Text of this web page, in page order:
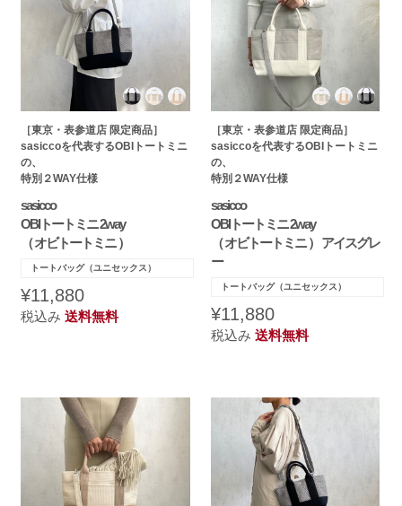
［東京・表参道店 限定商品］
sasiccoを代表するOBIトートミニ
の、
特別２WAY仕様
sasicco
OBIトートミニ 2way
（ オビトートミニ ）
トートバッグ（ユニセックス）
¥11,880
税込み送料無料
［東京・表参道店 限定商品］
sasiccoを代表するOBIトートミニ
の、
特別２WAY仕様
sasicco
OBIトートミニ 2way
（ オビトートミニ ） アイスグレ
ー
トートバッグ（ユニセックス）
¥11,880
税込み送料無料